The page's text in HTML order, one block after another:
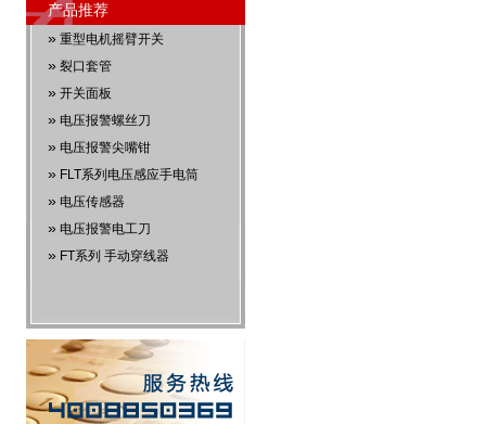
产品推荐
» 重型电机摇臂开关
» 裂口套管
» 开关面板
» 电压报警螺丝刀
» 电压报警尖嘴钳
» FLT系列电压感应手电筒
» 电压传感器
» 电压报警电工刀
» FT系列 手动穿线器